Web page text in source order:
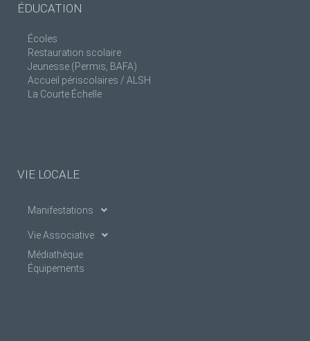
ÉDUCATION
Écoles
Restauration scolaire
Jeunesse (Permis, BAFA)
Accueil périscolaires / ALSH
La Courte Échelle
VIE LOCALE
Manifestations
Vie Associative
Médiathèque
Équipements